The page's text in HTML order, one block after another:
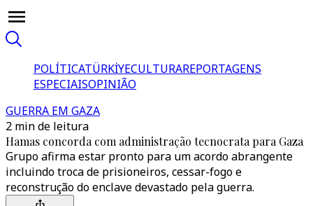
POLÍTICATÜRKİYECULTURAREPORTAGENS
ESPECIAISOPINIÃO
GUERRA EM GAZA
2 min de leitura
Hamas concorda com administração tecnocrata para Gaza
Grupo afirma estar pronto para um acordo abrangente
incluindo troca de prisioneiros, cessar-fogo e
reconstrução do enclave devastado pela guerra.